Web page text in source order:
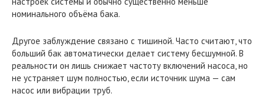
номинального объёма бака.
Другое заблуждение связано с тишиной. Часто считают, что
больший бак автоматически делает систему бесшумной. В
реальности он лишь снижает частоту включений насоса, но
не устраняет шум полностью, если источник шума — сам
насос или вибрации труб.